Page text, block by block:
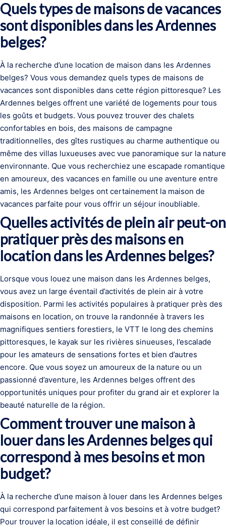
Quels types de maisons de vacances
sont disponibles dans les Ardennes
belges?
À la recherche d’une location de maison dans les Ardennes
belges? Vous vous demandez quels types de maisons de
vacances sont disponibles dans cette région pittoresque? Les
Ardennes belges offrent une variété de logements pour tous
les goûts et budgets. Vous pouvez trouver des chalets
confortables en bois, des maisons de campagne
traditionnelles, des gîtes rustiques au charme authentique ou
même des villas luxueuses avec vue panoramique sur la nature
environnante. Que vous recherchiez une escapade romantique
en amoureux, des vacances en famille ou une aventure entre
amis, les Ardennes belges ont certainement la maison de
vacances parfaite pour vous offrir un séjour inoubliable.
Quelles activités de plein air peut-on
pratiquer près des maisons en
location dans les Ardennes belges?
Lorsque vous louez une maison dans les Ardennes belges,
vous avez un large éventail d’activités de plein air à votre
disposition. Parmi les activités populaires à pratiquer près des
maisons en location, on trouve la randonnée à travers les
magnifiques sentiers forestiers, le VTT le long des chemins
pittoresques, le kayak sur les rivières sinueuses, l’escalade
pour les amateurs de sensations fortes et bien d’autres
encore. Que vous soyez un amoureux de la nature ou un
passionné d’aventure, les Ardennes belges offrent des
opportunités uniques pour profiter du grand air et explorer la
beauté naturelle de la région.
Comment trouver une maison à
louer dans les Ardennes belges qui
correspond à mes besoins et mon
budget?
À la recherche d’une maison à louer dans les Ardennes belges
qui correspond parfaitement à vos besoins et à votre budget?
Pour trouver la location idéale, il est conseillé de définir